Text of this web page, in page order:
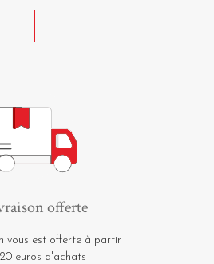
offerte
vous est offerte à partir
euros d'achats